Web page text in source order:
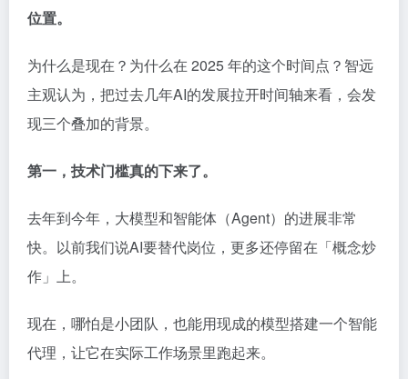
位置。
为什么是现在？为什么在 2025 年的这个时间点？智远
主观认为，把过去几年AI的发展拉开时间轴来看，会发
现三个叠加的背景。
第一，技术门槛真的下来了。
去年到今年，大模型和智能体（Agent）的进展非常
快。以前我们说AI要替代岗位，更多还停留在「概念炒
作」上。
现在，哪怕是小团队，也能用现成的模型搭建一个智能
代理，让它在实际工作场景里跑起来。